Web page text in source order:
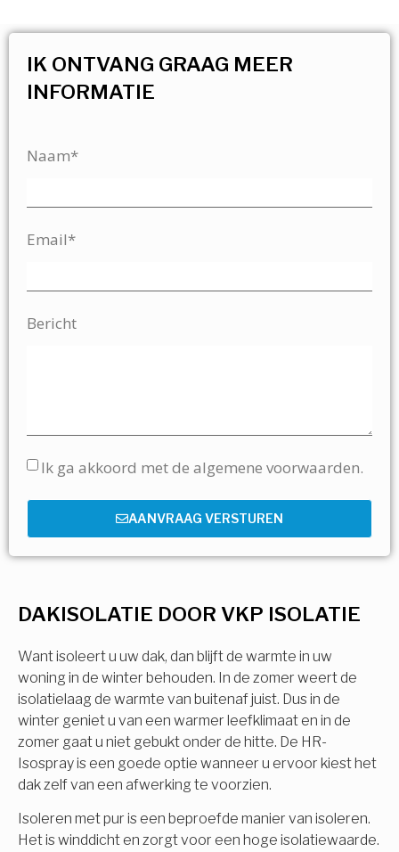
DAKISOLATIE DOOR VKP ISOLATIE
Want isoleert u uw dak, dan blijft de warmte in uw
woning in de winter behouden. In de zomer weert de
isolatielaag de warmte van buitenaf juist. Dus in de
winter geniet u van een warmer leefklimaat en in de
zomer gaat u niet gebukt onder de hitte. De HR-
Isospray is een goede optie wanneer u ervoor kiest het
dak zelf van een afwerking te voorzien.
Isoleren met pur is een beproefde manier van isoleren.
Het is winddicht en zorgt voor een hoge isolatiewaarde.
IK ONTVANG GRAAG MEER
INFORMATIE
Naam*
Email*
Bericht
Ik ga akkoord met de algemene voorwaarden.
AANVRAAG VERSTUREN